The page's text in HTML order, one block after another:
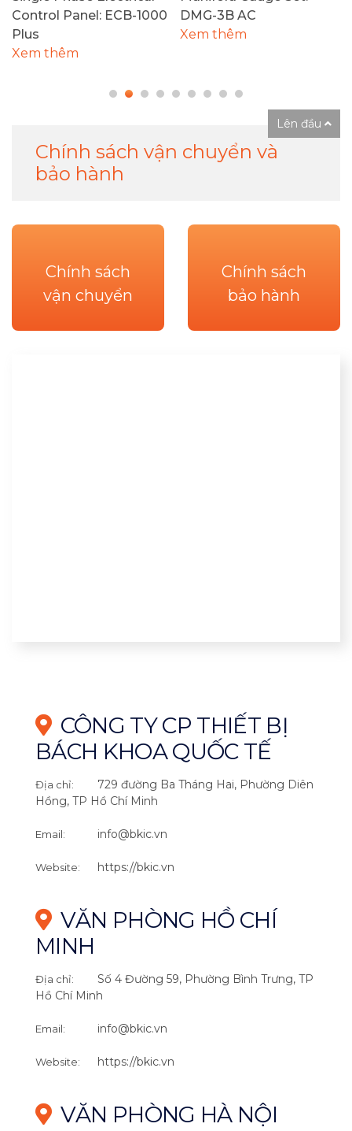
Control Panel: ECB-1000
Plus
Xem thêm
DMG-3B AC
Xem thêm
Chính sách vận chuyển và
bảo hành
Lên đầu
Chính sách
vận chuyển
Chính sách
bảo hành
CÔNG TY CP THIẾT BỊ
BÁCH KHOA QUỐC TẾ
Địa chỉ:
729 đường Ba Tháng Hai, Phường Diên
Hồng, TP Hồ Chí Minh
Email: info@bkic.vn
Website: https://bkic.vn
VĂN PHÒNG HỒ CHÍ
MINH
Địa chỉ:
Số 4 Đường 59, Phường Bình Trưng, TP
Hồ Chí Minh
Email: info@bkic.vn
Website: https://bkic.vn
VĂN PHÒNG HÀ NỘI